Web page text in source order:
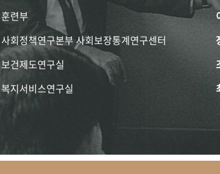
훈련부
사회정책연구본부 사회보장통계연구센터
보건제도연구실
복지서비스연구실